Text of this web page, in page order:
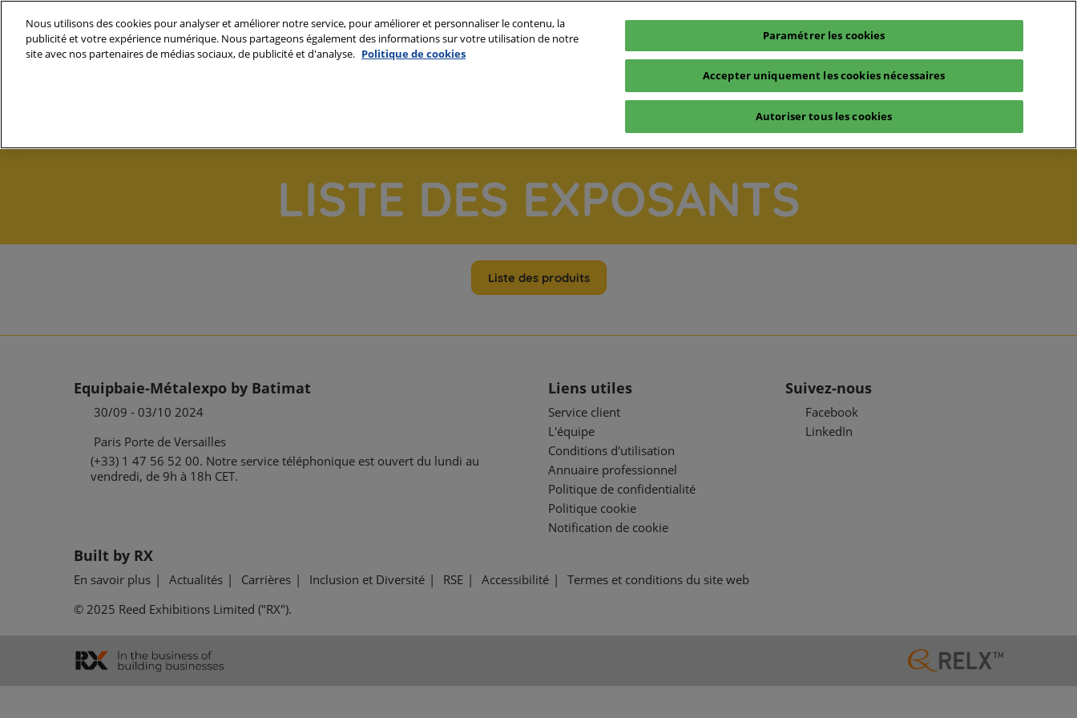
au
contenu
30/09 - 03/10 2024
▷ FR L'édition 2024 : Equipbaie-Métalexpo by Batimat
LISTE DES EXPOSANTS
Liste des produits
Equipbaie-Métalexpo by Batimat
30/09 - 03/10 2024
Paris Porte de Versailles
(+33) 1 47 56 52 00. Notre service téléphonique est ouvert du lundi au
vendredi, de 9h à 18h CET.
Liens utiles
Service client
L'équipe
Conditions d'utilisation
Annuaire professionnel
Politique de confidentialité
Politique cookie
Notification de cookie
Suivez-nous
Facebook
LinkedIn
Built by RX
En savoir plus Actualités Carrières Inclusion et Diversité RSE Accessibilité
Termes et conditions du site web
© 2025 Reed Exhibitions Limited ("RX").
Nous utilisons des cookies pour analyser et améliorer notre service, pour améliorer et personnaliser le contenu, la
publicité et votre expérience numérique. Nous partageons également des informations sur votre utilisation de notre
site avec nos partenaires de médias sociaux, de publicité et d'analyse. Politique de cookies
Paramétrer les cookies
Accepter uniquement les cookies nécessaires
Autoriser tous les cookies